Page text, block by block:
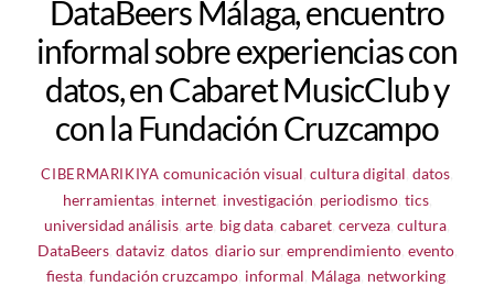
DataBeers Málaga, encuentro
informal sobre experiencias con
datos, en Cabaret MusicClub y
con la Fundación Cruzcampo
CIBERMARIKIYA comunicación visual cultura digital datos,
herramientas, internet, investigación periodismo, tics,
universidad análisis arte big data cabaret cerveza cultura
DataBeers, dataviz, datos, diario sur, emprendimiento, evento,
fiesta, fundación cruzcampo, informal Málaga, networking,